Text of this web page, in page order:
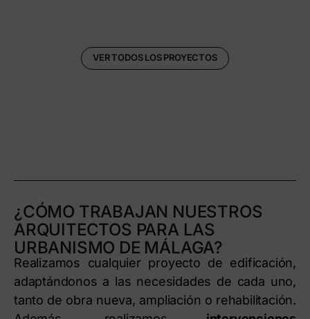
VER TODOS LOS PROYECTOS
¿CÓMO TRABAJAN NUESTROS
ARQUITECTOS PARA LAS
URBANISMO DE MÁLAGA?
Realizamos cualquier proyecto de edificación,
adaptándonos a las necesidades de cada uno,
tanto de obra nueva, ampliación o rehabilitación.